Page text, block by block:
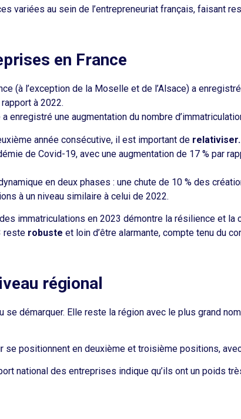
variées au sein de l’entrepreneuriat français, faisant
en France
(à l’exception de la Moselle et de l’Alsace) a
rapport à 2022.
une augmentation du nombre
année consécutive, il est important de relativiser.
de Covid-19, avec une augmentation de 17 % par
en deux phases : une chute de 10 % des
à un niveau similaire à celui de 2022.
immatriculations en 2023 démontre la résilience et la
reste robuste et loin d’être alarmante, compte tenu du
régional
démarquer. Elle reste la région avec le plus grand
se positionnent en deuxième et troisième positions,
national des entreprises indique qu’ils ont un poids